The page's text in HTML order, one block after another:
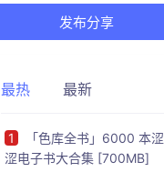
发布分享
最热 最新
1
「色库全书」6000 本涩
涩电子书大合集 [700MB]